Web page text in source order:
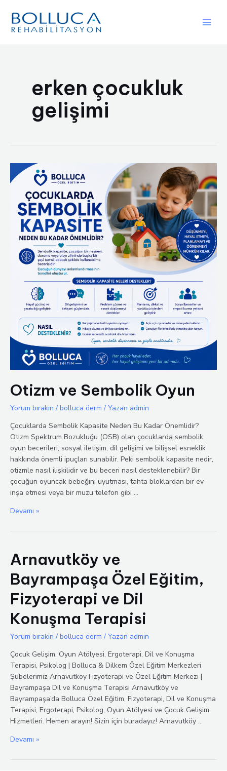
atla
erken çocukluk
gelişimi
Otizm ve Sembolik Oyun
Yorum bırakın / bolluca öerm / Yazan admin
Çocuklarda Sembolik Kapasite Neden Bu Kadar Önemlidir?
Otizm Spektrum Bozukluğu (OSB) olan çocuklarda sembolik
oyun becerileri, sosyal iletişim, dil gelişimi ve bilişsel esneklik
hakkında önemli ipuçları sunabilir. Peki sembolik kapasite nedir,
otizmle nasıl ilişkilidir ve bu beceri nasıl desteklenebilir? Bir
çocuğun oyuncak bebeğini uyutması, tahta bloklardan bir ev
inşa etmesi veya bir muzu telefon gibi …
Otizm
Sembolik
Devamı »
Arnavutköy ve
Bayrampaşa Özel Eğitim,
Fizyoterapi ve Dil
Konuşma Terapisi
Yorum bırakın / bolluca öerm / Yazan admin
Çocuk Gelişim, Oyun Atölyesi, Ergoterapi, Dil ve Konuşma
Terapisi, Psikolog | Bolluca & Dilkem Özel Eğitim Merkezleri
Şubelerimiz Arnavutköy Fizyoterapi ve Özel Eğitim Merkezi |
Bayrampaşa Dil ve Konuşma Terapisi Arnavutköy ve
Bayrampaşa’da Bolluca Özel Eğitim, Fizyoterapi, Dil ve Konuşma
Terapisi, Ergoterapi, Psikolog, Oyun Atölyesi ve Çocuk Gelişim
Hizmetleri. Hemen arayın! Sizin için buradayız! Arnavutköy …
Arnavutköy
Bayrampaşa
Devamı »